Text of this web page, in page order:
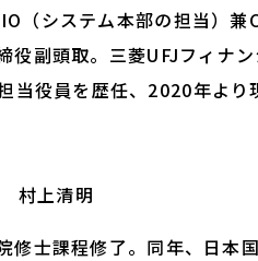
（システム本部の担当）兼
副頭取。三菱UFJフィナ
当役員を歴任、2020年より
村上清明
修士課程修了。同年、日本